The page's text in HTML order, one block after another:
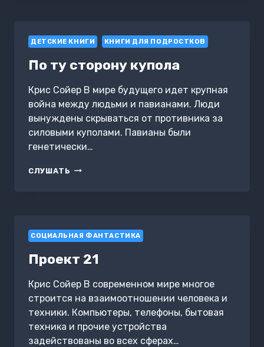
ДЕТСКИЕ КНИГИ КНИГИ ДЛЯ ПОДРОСТКОВ
По ту сторону купола
Крис Сойер В мире будущего идет крупная
война между людьми и павианами. Люди
вынуждены скрываться от противника за
силовыми куполами. Павианы были
генетически…
СЛУШАТЬ ПО
СОЦИАЛЬНАЯ ФАНТАСТИКА
Проект 21
Крис Сойер В современном мире многое
строится на взаимоотношении человека и
техники. Компьютеры, телефоны, бытовая
техника и прочие устройства
задействованы во всех сферах…